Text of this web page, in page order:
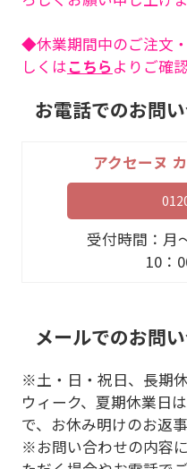
◆休業期間中のご注文
しくはこちら よりご確
お電話でのお問
アクセーヌ
受付時間：月
10：
メールでのお問
※土・日・祝日、長期
ウィーク、夏期休業日
で、お休み明けのお返
※お問い合わせの内容